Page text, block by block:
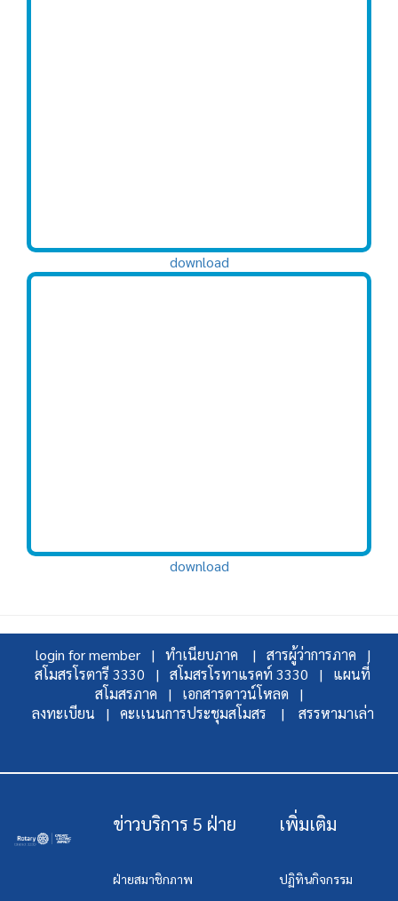
download
download
login for member | ทำเนียบภาค |
สารผู้ว่าการภาค |
สโมสรโรตารี 3330 |
สโมสรโรทาแรคท์ 3330 |
แผนที่
สโมสรภาค |
เอกสารดาวน์โหลด |
ลงทะเบียน |
คะเเนนการประชุมสโมสร | สรรหามาเล่า
ข่าวบริการ 5 ฝ่าย
ฝ่ายสมาชิกภาพ
เพิ่มเติม
ปฏิทินกิจกรรม